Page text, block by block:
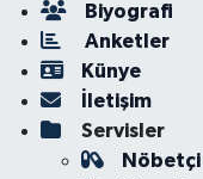
Biyografi
Anketler
Künye
İletişim
Servisler